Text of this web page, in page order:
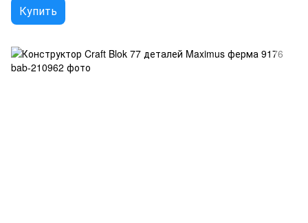
Купить